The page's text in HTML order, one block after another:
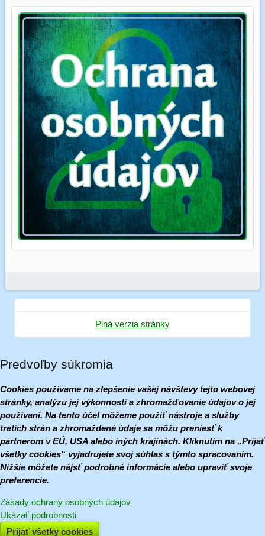
Plná verzia stránky
Predvoľby súkromia
Cookies používame na zlepšenie vašej návštevy tejto webovej
stránky, analýzu jej výkonnosti a zhromažďovanie údajov o jej
používaní. Na tento účel môžeme použiť nástroje a služby
tretích strán a zhromaždené údaje sa môžu preniesť k
partnerom v EÚ, USA alebo iných krajinách. Kliknutím na „Prijať
všetky cookies“ vyjadrujete svoj súhlas s týmto spracovaním.
Nižšie môžete nájsť podrobné informácie alebo upraviť svoje
preferencie.
Zásady ochrany osobných údajov
Ukázať podrobnosti
Prijať všetky cookies